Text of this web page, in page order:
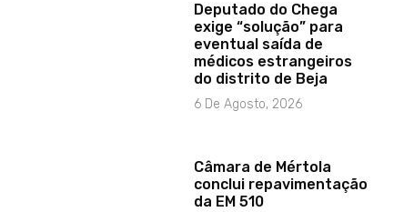
Deputado do Chega
exige “solução” para
eventual saída de
médicos estrangeiros
do distrito de Beja
6 De Agosto, 2026
Câmara de Mértola
conclui repavimentação
da EM 510